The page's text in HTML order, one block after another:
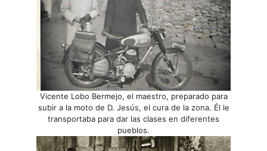
Vicente Lobo Bermejo, el maestro, preparado para
subir a la moto de D. Jesús, el cura de la zona. Él le
transportaba para dar las clases en diferentes
pueblos.